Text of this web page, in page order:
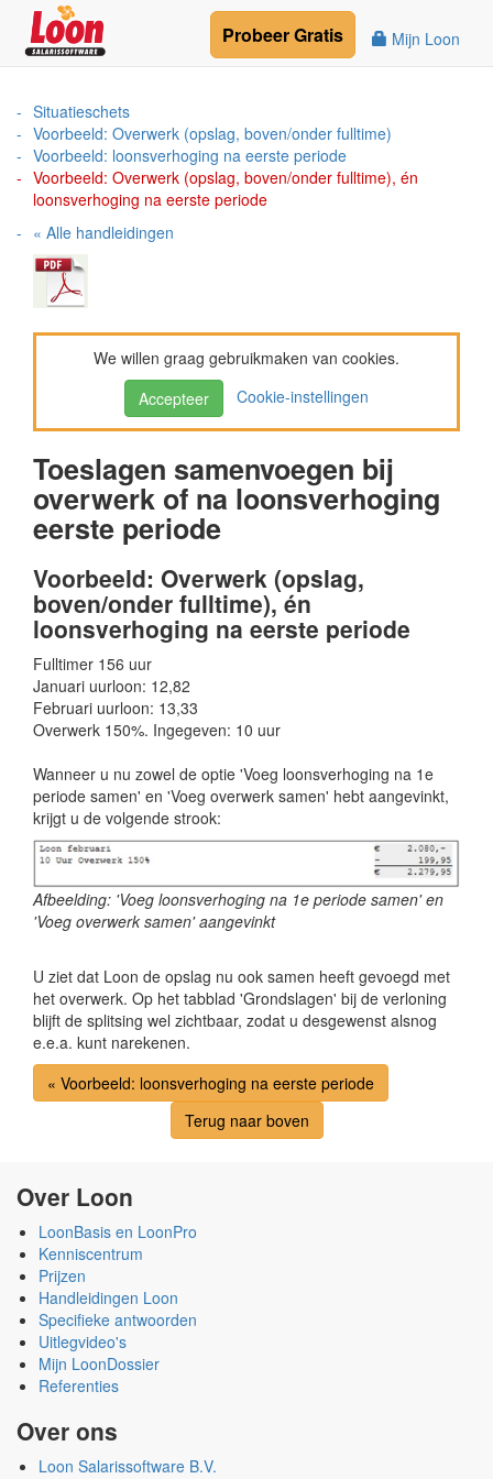
Mijn Loon
ProbeerGratis
Situatieschets
Voorbeeld: Overwerk (opslag, boven/onder fulltime)
Voorbeeld: loonsverhoging na eerste periode
Voorbeeld: Overwerk (opslag, boven/onder fulltime), én
loonsverhoging na eerste periode
« Alle handleidingen
We willen graag gebruikmaken van cookies.
Accepteer
Cookie-instellingen
Toeslagen samenvoegen bij
overwerk of na loonsverhoging
eerste periode
Voorbeeld: Overwerk (opslag,
boven/onder fulltime), én
loonsverhoging na eerste periode
Fulltimer 156 uur
Januari uurloon: 12,82
Februari uurloon: 13,33
Overwerk 150%. Ingegeven: 10 uur
Wanneer u nu zowel de optie 'Voeg loonsverhoging na 1e
periode samen' en 'Voeg overwerk samen' hebt aangevinkt,
krijgt u de volgende strook:
Afbeelding: 'Voeg loonsverhoging na 1e periode samen' en
'Voeg overwerk samen' aangevinkt
U ziet dat Loon de opslag nu ook samen heeft gevoegd met
het overwerk. Op het tabblad 'Grondslagen' bij de verloning
blijft de splitsing wel zichtbaar, zodat u desgewenst alsnog
e.e.a. kunt narekenen.
« Voorbeeld: loonsverhoging na eerste periode
Terug naar boven
Over Loon
LoonBasis en LoonPro
Kenniscentrum
Prijzen
Handleidingen Loon
Specifieke antwoorden
Uitlegvideo's
Mijn LoonDossier
Referenties
Over ons
Loon Salarissoftware B.V.